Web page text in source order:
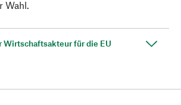
Wahl.
für die EU